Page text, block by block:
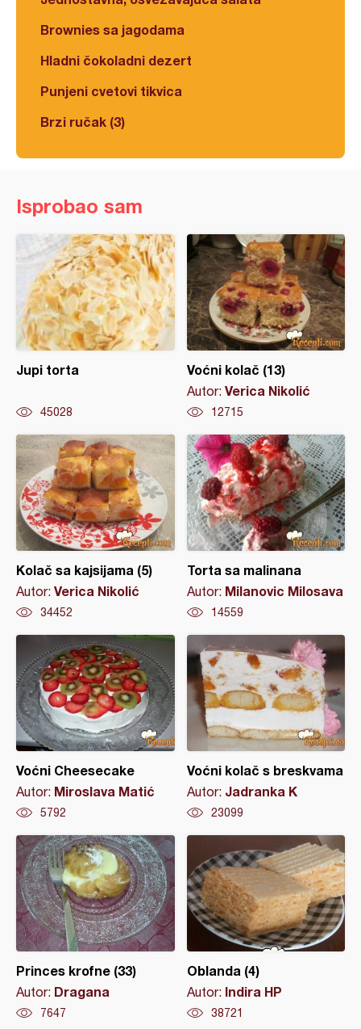
Brownies sa jagodama
Hladni čokoladni dezert
Punjeni cvetovi tikvica
Brzi ručak (3)
Isprobao sam
Jupi torta
45028
Voćni kolač (13)
Autor: Verica Nikolić
12715
Kolač sa kajsijama (5)
Autor: Verica Nikolić
34452
Torta sa malinana
Autor: Milanovic Milosava
14559
Voćni Cheesecake
Autor: Miroslava Matić
5792
Voćni kolač s breskvama
Autor: Jadranka K
23099
Princes krofne (33)
Autor: Dragana
7647
Oblanda (4)
Autor: Indira HP
38721